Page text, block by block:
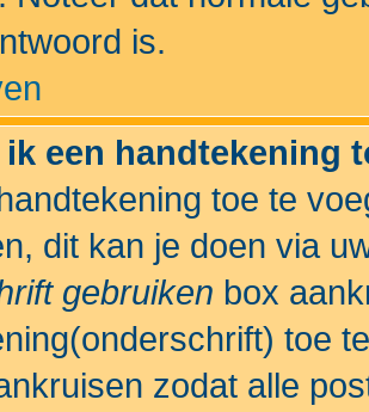
is.
ik een handtekening
toe te
dit kan je doen via
gebruiken box
toe
zodat alle